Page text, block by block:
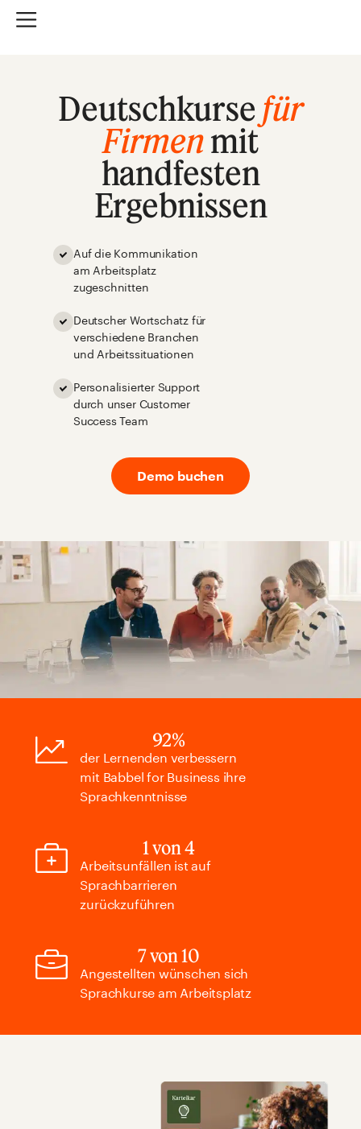
Deutschkurse für
Firmenmit
handfesten
Ergebnissen
Auf die Kommunikation
am Arbeitsplatz
zugeschnitten
Deutscher Wortschatz für
verschiedene Branchen
und Arbeitssituationen
Personalisierter Support
durch unser Customer
Success Team
Demo buchen
92%
der Lernenden verbessern
mit Babbel for Business ihre
Sprachkenntnisse
1 von 4
Arbeitsunfällen ist auf
Sprachbarrieren
zurückzuführen
7 von 10
Angestellten wünschen sich
Sprachkurse am Arbeitsplatz